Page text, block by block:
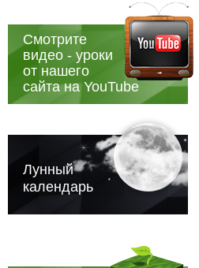
Смотрите
видео - уроки
от нашего
сайта на YouTube
Лунный
календарь